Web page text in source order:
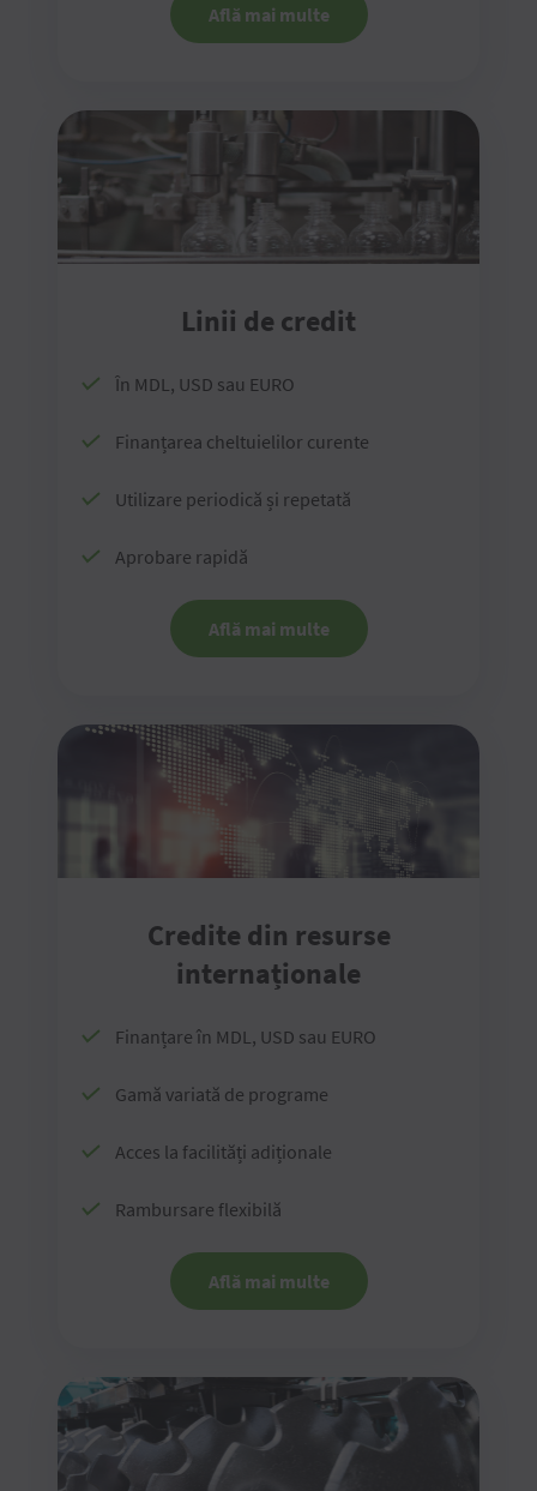
Află mai multe
Linii de credit
În MDL, USD sau EURO
Finanțarea cheltuielilor curente
Utilizare periodică și repetată
Aprobare rapidă
Află mai multe
Credite din resurse
internaționale
Finanțare în MDL, USD sau EURO
Gamă variată de programe
Acces la facilități adiționale
Rambursare flexibilă
Află mai multe